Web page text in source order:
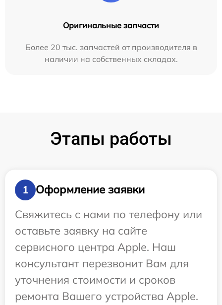
Оригинальные запчасти
Более 20 тыс. запчастей от производителя в
наличии на собственных складах.
Этапы работы
1
Оформление заявки
Свяжитесь с нами по телефону или
оставьте заявку на сайте
сервисного центра Apple. Наш
консультант перезвонит Вам для
уточнения стоимости и сроков
ремонта Вашего устройства Apple.